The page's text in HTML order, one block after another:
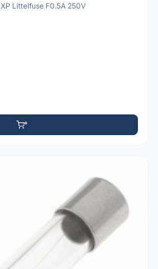
Littelfuse F0.5A 250V